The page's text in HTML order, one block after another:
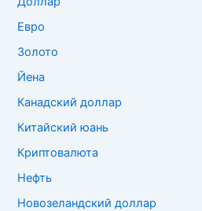
Евро
Золото
Йена
Канадский доллар
Китайский юань
Криптовалюта
Нефть
Новозеландский доллар